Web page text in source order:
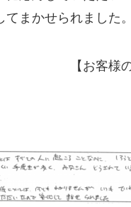
てまかせられました。
【お客様